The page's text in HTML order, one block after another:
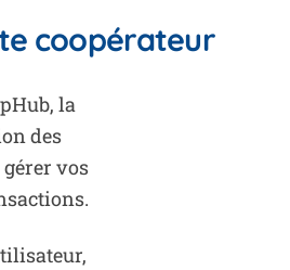
coopérateur
la
des
vos